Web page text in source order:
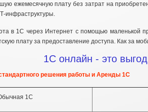
ежемесячную плату без затрат на
инфраструктуры.
в 1С через Интернет с помощью маленькой
плату за предоставление доступа. Как за
1С онлайн - это
решения работы и Аренды 1С
1С